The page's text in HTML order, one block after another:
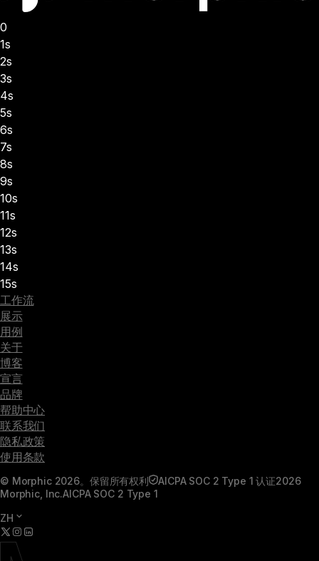
0
1s
2s
3s
4s
5s
6s
7s
8s
9s
10s
11s
12s
13s
14s
15s
工作流
展示
用例
关于
博客
宣言
品牌
帮助中心
联系我们
隐私政策
使用条款
© Morphic 2026。保留所有权利 AICPA SOC 2 Type 1 认证2026
Morphic, Inc.AICPA SOC 2 Type 1
ZH